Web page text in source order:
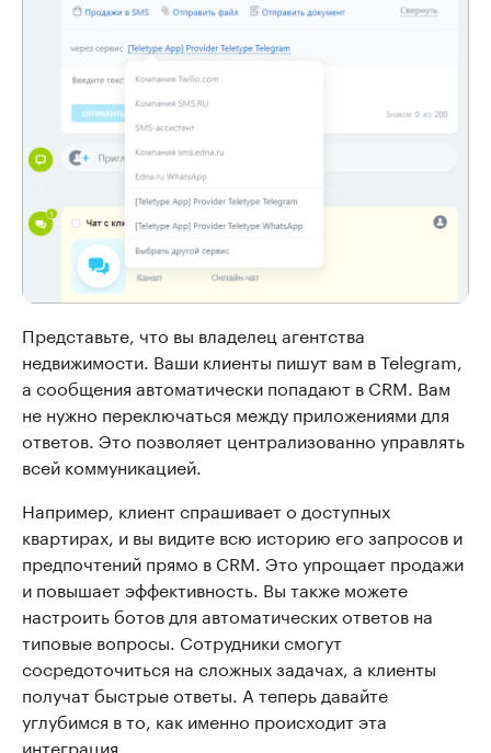
Представьте, что вы владелец агентства
недвижимости. Ваши клиенты пишут вам в Telegram,
а сообщения автоматически попадают в CRM. Вам
не нужно переключаться между приложениями для
ответов. Это позволяет централизованно управлять
всей коммуникацией.
Например, клиент спрашивает о доступных
квартирах, и вы видите всю историю его запросов и
предпочтений прямо в CRM. Это упрощает продажи
и повышает эффективность. Вы также можете
настроить ботов для автоматических ответов на
типовые вопросы. Сотрудники смогут
сосредоточиться на сложных задачах, а клиенты
получат быстрые ответы. А теперь давайте
углубимся в то, как именно происходит эта
интеграция.